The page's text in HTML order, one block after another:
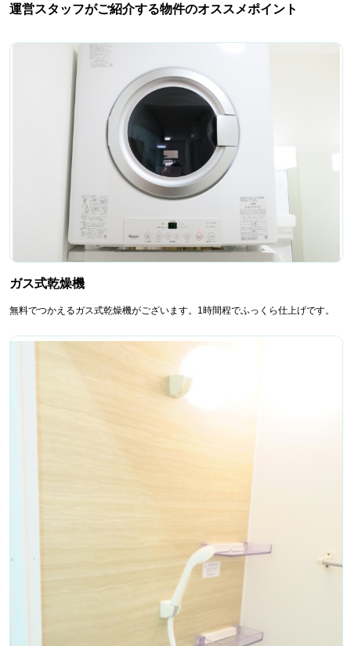
運営スタッフがご紹介する物件のオススメポイント
ガス式乾燥機
無料でつかえるガス式乾燥機がございます。1時間程でふっくら仕上げです。